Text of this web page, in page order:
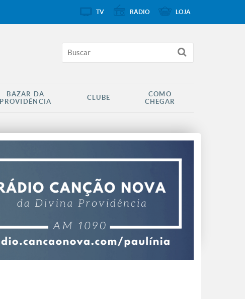
BAZAR DA
PROVIDÊNCIA
CLUBE
COMO
CHEGAR
TV RÁDIO LOJA